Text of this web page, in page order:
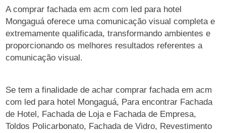
A comprar fachada em acm com led para hotel
Mongaguá oferece uma comunicação visual completa e
extremamente qualificada, transformando ambientes e
proporcionando os melhores resultados referentes a
comunicação visual.
Se tem a finalidade de achar comprar fachada em acm
com led para hotel Mongaguá, Para encontrar Fachada
de Hotel, Fachada de Loja e Fachada de Empresa,
Toldos Policarbonato, Fachada de Vidro, Revestimento